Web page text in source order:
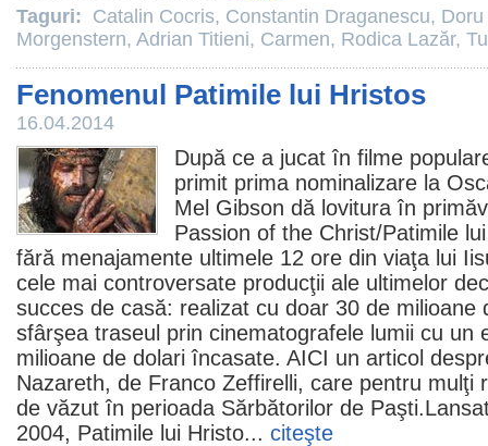
Taguri: Catalin Cocris, Constantin Draganescu, Doru
Morgenstern, Adrian Titieni, Carmen, Rodica Lazăr,
Fenomenul Patimile lui Hristos
16.04.2014
După ce a jucat în filme
primit prima nominalizare la
Mel Gibson dă lovitura în
Passion of the Christ/Patimile
fără menajamente ultimele 12 ore din viaţa lui
cele mai controversate producţii ale ultimelor
succes de casă: realizat cu doar 30 de milioane
sfârşea traseul prin cinematografele lumii cu un
milioane de dolari încasate. AICI un articol
Nazareth, de Franco Zeffirelli, care pentru mulţi
de văzut în perioada Sărbătorilor de
2004, Patimile lui Hristo... citeşte